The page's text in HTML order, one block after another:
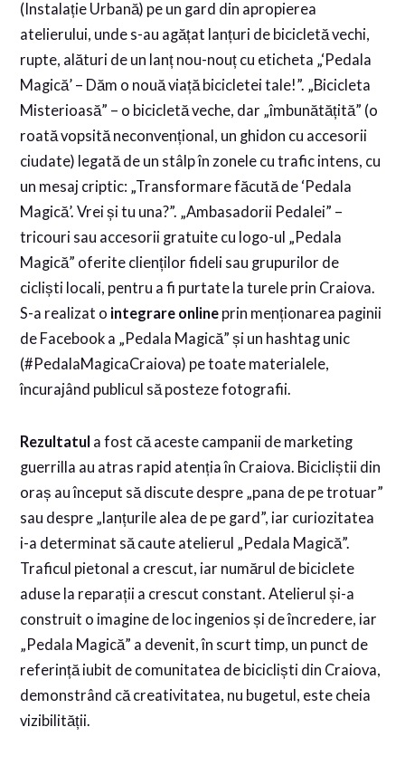
(Instalație Urbană) pe un gard din apropierea
atelierului, unde s-au agățat lanțuri de bicicletă vechi,
rupte, alături de un lanț nou-nouț cu eticheta „‘Pedala
Magică’ – Dăm o nouă viață bicicletei tale!”. „Bicicleta
Misterioasă” – o bicicletă veche, dar „îmbunătățită” (o
roată vopsită neconvențional, un ghidon cu accesorii
ciudate) legată de un stâlp în zonele cu trafic intens, cu
un mesaj criptic: „Transformare făcută de ‘Pedala
Magică’. Vrei și tu una?”. „Ambasadorii Pedalei” –
tricouri sau accesorii gratuite cu logo-ul „Pedala
Magică” oferite clienților fideli sau grupurilor de
cicliști locali, pentru a fi purtate la turele prin Craiova.
S-a realizat o integrare online prin menționarea paginii
de Facebook a „Pedala Magică” și un hashtag unic
(#PedalaMagicaCraiova) pe toate materialele,
încurajând publicul să posteze fotografii.
Rezultatul a fost că aceste campanii de marketing
guerrilla au atras rapid atenția în Craiova. Bicicliștii din
oraș au început să discute despre „pana de pe trotuar”
sau despre „lanțurile alea de pe gard”, iar curiozitatea
i-a determinat să caute atelierul „Pedala Magică”.
Traficul pietonal a crescut, iar numărul de biciclete
aduse la reparații a crescut constant. Atelierul și-a
construit o imagine de loc ingenios și de încredere, iar
„Pedala Magică” a devenit, în scurt timp, un punct de
referință iubit de comunitatea de bicicliști din Craiova,
demonstrând că creativitatea, nu bugetul, este cheia
vizibilității.